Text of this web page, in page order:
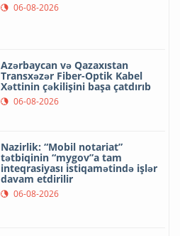
06-08-2026
Azərbaycan və Qazaxıstan
Transxəzər Fiber-Optik Kabel
Xəttinin çəkilişini başa çatdırıb
06-08-2026
Nazirlik: “Mobil notariat”
tətbiqinin “mygov”a tam
inteqrasiyası istiqamətində işlər
davam etdirilir
06-08-2026